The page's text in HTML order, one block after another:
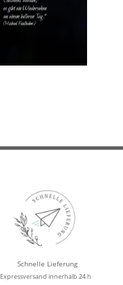
Schnelle Lieferung
Expressversand innerhalb 24 h